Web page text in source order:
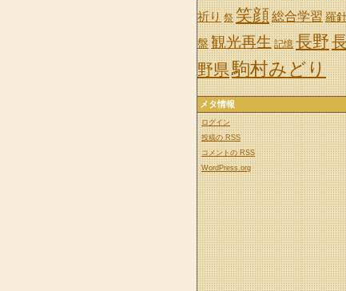
祈り 祭 笑顔総合学習 羅
盤 観光再生 記憶 長野
野県駒村みどり
メタ情報
ログイン
投稿の RSS
コメントの RSS
WordPress.org